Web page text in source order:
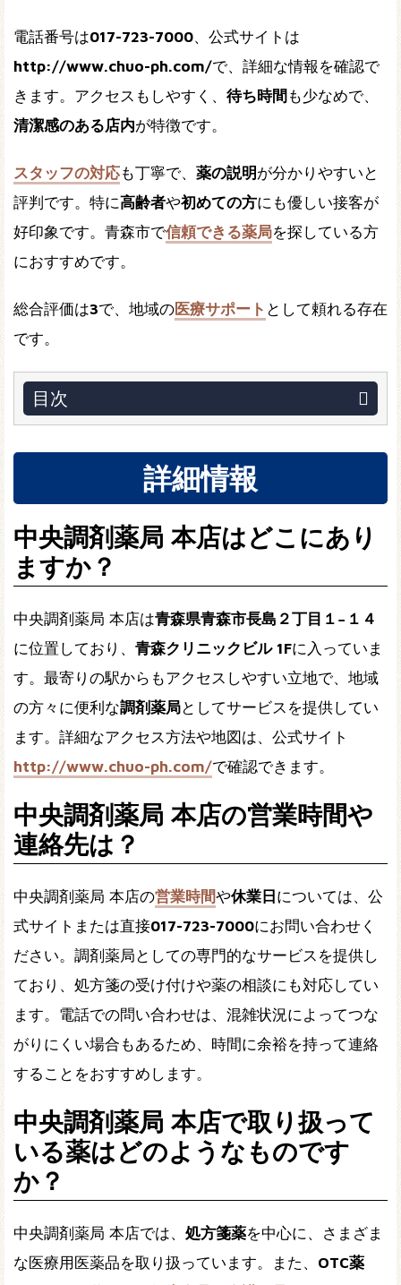
電話番号は017-723-7000、公式サイトは
http://www.chuo-ph.com/で、詳細な情報を確認で
きます。アクセスもしやすく、 待ち時間 も少なめで、
清潔感のある店内が特徴です。
スタッフの対応も丁寧で、 薬の説明が分かりやすいと
評判です。特に高齢者や初めての方にも優しい接客が
好印象です。青森市で信頼できる薬局を探している方
におすすめです。
総合評価は3で、地域の医療サポート として頼れる存在
です。
目次
詳細情報
中央調剤薬局 本店はどこにあり
ますか？
中央調剤薬局 本店は青森県青森市長島２丁目１−１４
に位置しており、 青森クリニックビル 1Fに入っていま
す。最寄りの駅からもアクセスしやすい立地で、地域
の方々に便利な調剤薬局としてサービスを提供してい
ます。詳細なアクセス方法や地図は、公式サイト
http://www.chuo-ph.com/で確認できます。
中央調剤薬局 本店の営業時間や
連絡先は？
中央調剤薬局 本店の営業時間や休業日 については、公
式サイトまたは直接017-723-7000にお問い合わせく
ださい。調剤薬局としての専門的なサービスを提供し
ており、処方箋の受け付けや薬の相談にも対応してい
ます。電話での問い合わせは、混雑状況によってつな
がりにくい場合もあるため、時間に余裕を持って連絡
することをおすすめします。
中央調剤薬局 本店で取り扱って
いる薬はどのようなものです
か？
中央調剤薬局 本店では、 処方箋薬を中心に、さまざま
な医療用医薬品を取り扱っています。また、 OTC薬